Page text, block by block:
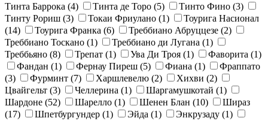
Тинта Баррока (4) Тинта де Торо (5) Тинто Фино (3)
Тинту Рориш (3) Токаи Фриулано (1)
Тоурига Насионал
(14)
Тоурига Франка (6) Треббиано Абруццезе (2)
Треббиано Тоскано (1) Треббиано ди Лугана (1)
Треббьяно (8) Трепат (1) Ува Ди Троя (1) Фаворита (1)
Фандан (1) Фернау Пиреш (5) Фиана (1)
Фраппато
(3)
Фурминт (7) Харшлевелю (2) Хихви (2)
Цвайгельт (3) Челлерина (1) Шаргамушкотай (1)
Шардоне (52) Шарелло (1) Шенен Блан (10)
Шираз
(17)
Шпетбургундер (1) Эйда (1) Энкрузаду (1)